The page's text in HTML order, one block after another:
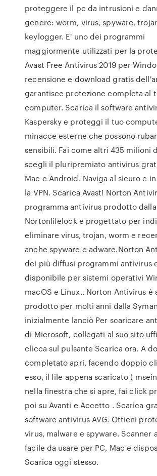
proteggere il pc da intrusioni e
genere: worm, virus, spyware,
keylogger. E' uno dei programmi
maggiormente utilizzati per la
Avast Free Antivirus 2019 per
recensione e download gratis
garantisce protezione completa al
computer. Scarica il software
Kaspersky e proteggi il tuo
minacce esterne che possono
sensibili. Fai come altri 435 milioni
scegli il pluripremiato antivirus
Mac e Android. Naviga al sicuro e
la VPN. Scarica Avast! Norton
programma antivirus prodotto dalla
Nortonlifelock e progettato per
eliminare virus, trojan, worm e
anche spyware e adware.Norton
dei più diffusi programmi antivirus
disponibile per sistemi operativi
macOS e Linux.. Norton Antivirus è
prodotto per molti anni dalla
inizialmente lanciò Per scaricare
di Microsoft, collegati al suo sito
clicca sul pulsante Scarica ora. A
completato apri, facendo doppio
esso, il file appena scaricato (
nella finestra che si apre, fai click
poi su Avanti e Accetto . Scarica
software antivirus AVG. Ottieni
virus, malware e spyware. Scanner
facile da usare per PC, Mac e
Scarica oggi stesso.